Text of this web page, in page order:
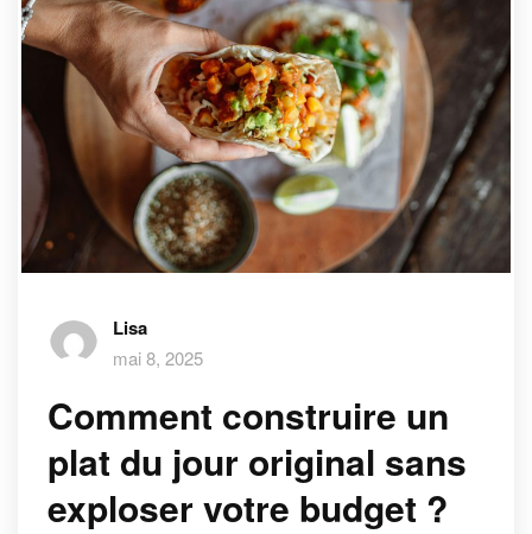
Lisa
mai 8, 2025
Comment construire un
plat du jour original sans
exploser votre budget ?